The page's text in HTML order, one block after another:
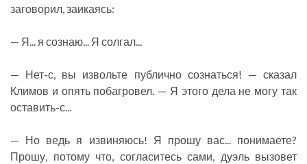
заговорил, заикаясь:
— Я... я сознаю... Я солгал...
— Нет-с, вы извольте публично сознаться! — сказал
Климов и опять побагровел. — Я этого дела не могу так
оставить-с...
— Но ведь я извиняюсь! Я прошу вас... понимаете?
Прошу, потому что, согласитесь сами, дуэль вызовет